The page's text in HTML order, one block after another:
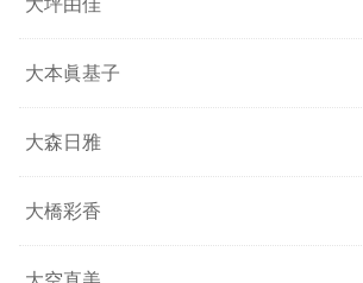
大本眞基子
大森日雅
大橋彩香